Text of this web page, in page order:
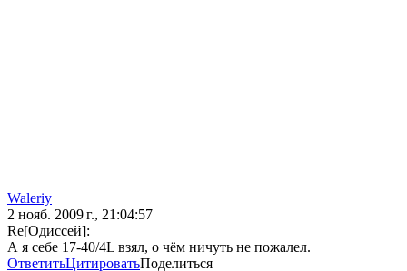
Waleriy
2 нояб. 2009 г., 21:04:57
Re[Одиссей]:
А я себе 17-40/4L взял, о чём ничуть не пожалел.
ОтветитьЦитироватьПоделиться